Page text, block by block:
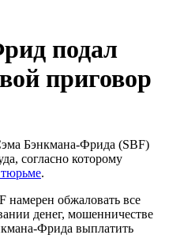
подал
приговор
Бэнкмана-Фрида (SBF)
согласно которому
тюрьме.
намерен обжаловать все
денег, мошенничестве
Фрида выплатить